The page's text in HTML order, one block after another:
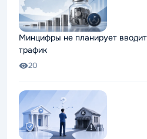
Минцифры не планирует
трафик
20